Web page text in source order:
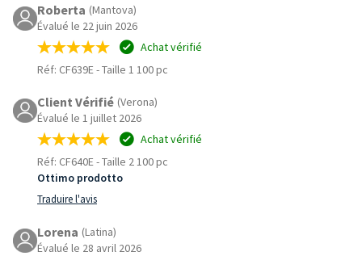
Roberta (Mantova)
Évalué le 22 juin 2026
Achat vérifié
Réf: CF639E -Taille 1 100 pc
Client Vérifié (Verona)
Évalué le 1 juillet 2026
Achat vérifié
Réf: CF640E -Taille 2 100 pc
Ottimo prodotto
Traduire l'avis
Lorena (Latina)
Évalué le 28 avril 2026